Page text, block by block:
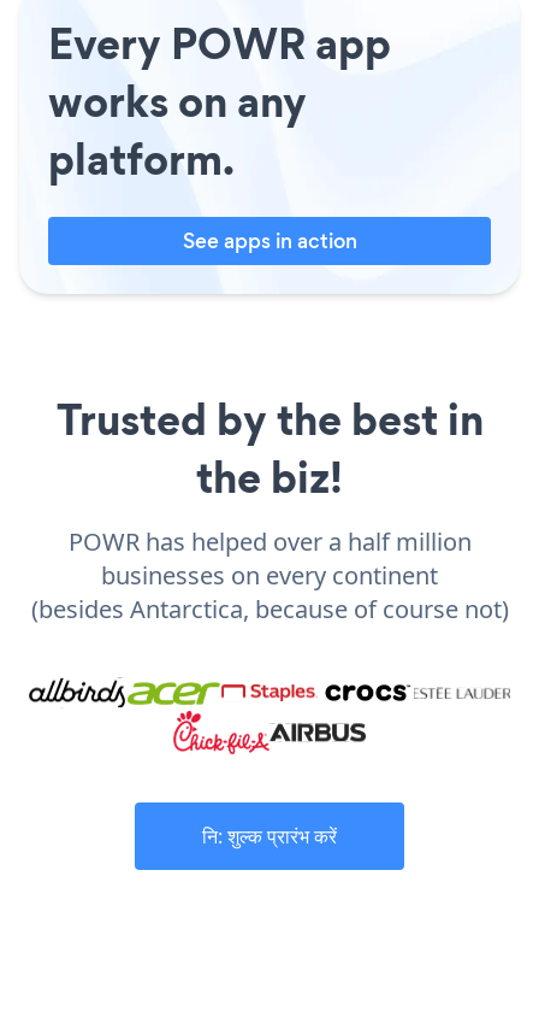
Every POWR app
works on any
platform.
See apps in action
Trusted by the best in
the biz!
POWR has helped over a half million
businesses on every continent
(besides Antarctica, because of course not)
नि: शुल्क प्रारंभ करें